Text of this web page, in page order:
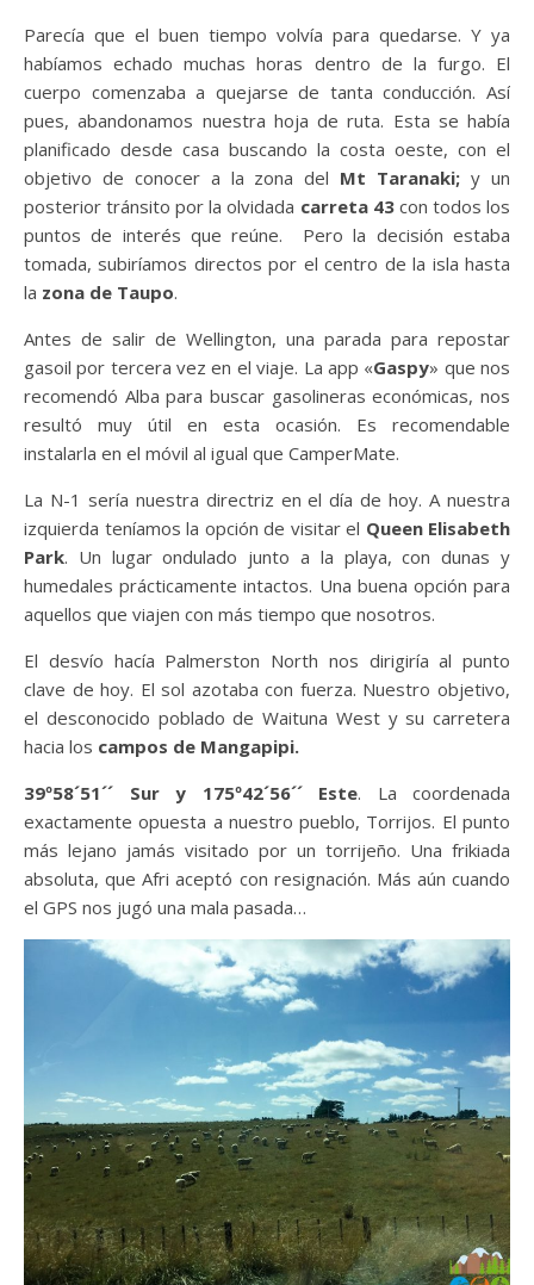
Parecía que el buen tiempo volvía para quedarse. Y ya
habíamos echado muchas horas dentro de la furgo. El
cuerpo comenzaba a quejarse de tanta conducción. Así
pues, abandonamos nuestra hoja de ruta. Esta se había
planificado desde casa buscando la costa oeste, con el
objetivo de conocer a la zona del Mt Taranaki; y un
posterior tránsito por la olvidada carreta 43con todos los
puntos de interés que reúne. Pero la decisión estaba
tomada, subiríamos directos por el centro de la isla hasta
la zona de Taupo.
Antes de salir de Wellington, una parada para repostar
gasoil por tercera vez en el viaje. La app «Gaspy» que nos
recomendó Alba para buscar gasolineras económicas, nos
resultó muy útil en esta ocasión. Es recomendable
instalarla en el móvil al igual que CamperMate.
La N-1 sería nuestra directriz en el día de hoy. A nuestra
izquierda teníamos la opción de visitar el Queen Elisabeth
Park. Un lugar ondulado junto a la playa, con dunas y
humedales prácticamente intactos. Una buena opción para
aquellos que viajen con más tiempo que nosotros.
El desvío hacía Palmerston North nos dirigiría al punto
clave de hoy. El sol azotaba con fuerza. Nuestro objetivo,
el desconocido poblado de Waituna West y su carretera
hacia los campos de Mangapipi.
39º58´51´´ Sur y 175º42´56´´ Este. La coordenada
exactamente opuesta a nuestro pueblo, Torrijos. El punto
más lejano jamás visitado por un torrijeño. Una frikiada
absoluta, que Afri aceptó con resignación. Más aún cuando
el GPS nos jugó una mala pasada…